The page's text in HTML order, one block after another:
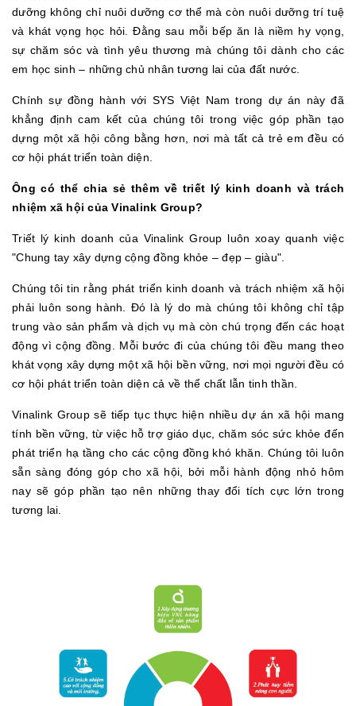
dưỡng không chỉ nuôi dưỡng cơ thể mà còn nuôi dưỡng trí tuệ
và khát vọng học hỏi. Đằng sau mỗi bếp ăn là niềm hy vọng,
sự chăm sóc và tình yêu thương mà chúng tôi dành cho các
em học sinh – những chủ nhân tương lai của đất nước.
Chính sự đồng hành với SYS Việt Nam trong dự án này đã
khẳng định cam kết của chúng tôi trong việc góp phần tạo
dựng một xã hội công bằng hơn, nơi mà tất cả trẻ em đều có
cơ hội phát triển toàn diện.
Ông có thể chia sẻ thêm về triết lý kinh doanh và trách
nhiệm xã hội của Vinalink Group?
Triết lý kinh doanh của Vinalink Group luôn xoay quanh việc
"Chung tay xây dựng cộng đồng khỏe – đẹp – giàu".
Chúng tôi tin rằng phát triển kinh doanh và trách nhiệm xã hội
phải luôn song hành. Đó là lý do mà chúng tôi không chỉ tập
trung vào sản phẩm và dịch vụ mà còn chú trọng đến các hoạt
động vì cộng đồng. Mỗi bước đi của chúng tôi đều mang theo
khát vọng xây dựng một xã hội bền vững, nơi mọi người đều có
cơ hội phát triển toàn diện cả về thể chất lẫn tinh thần.
Vinalink Group sẽ tiếp tục thực hiện nhiều dự án xã hội mang
tính bền vững, từ việc hỗ trợ giáo dục, chăm sóc sức khỏe đến
phát triển hạ tầng cho các cộng đồng khó khăn. Chúng tôi luôn
sẵn sàng đóng góp cho xã hội, bởi mỗi hành động nhỏ hôm
nay sẽ góp phần tạo nên những thay đổi tích cực lớn trong
tương lai.